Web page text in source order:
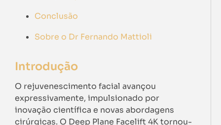
Conclusão
Sobre o Dr Fernando Mattioli
Introdução
O rejuvenescimento facial avançou
expressivamente, impulsionado por
inovação científica e novas abordagens
cirúrgicas. O Deep Plane Facelift 4K tornou-